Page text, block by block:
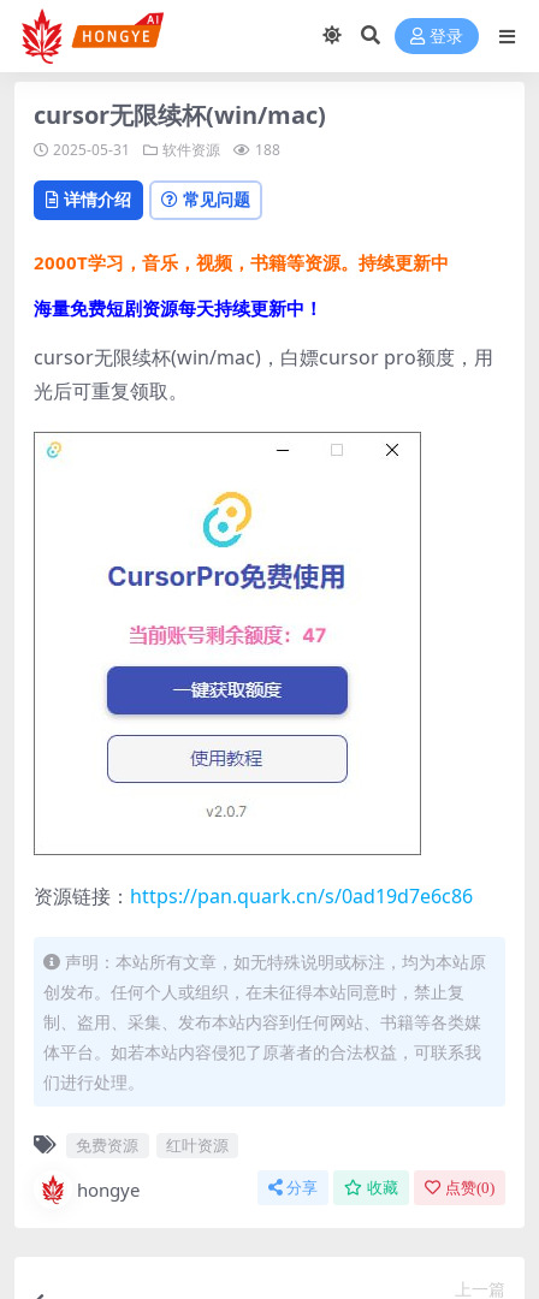
登录
cursor无限续杯(win/mac)
2025-05-31 软件资源 188
详情介绍 常见问题
2000T学习，音乐，视频，书籍等资源。持续更新中
海量免费短剧资源每天持续更新中！
cursor无限续杯(win/mac)，白嫖cursor pro额度，用
光后可重复领取。
资源链接： https://pan.quark.cn/s/0ad19d7e6c86
声明：本站所有文章，如无特殊说明或标注，均为本站原
创发布。任何个人或组织，在未征得本站同意时，禁止复
制、盗用、采集、发布本站内容到任何网站、书籍等各类媒
体平台。如若本站内容侵犯了原著者的合法权益，可联系我
们进行处理。
免费资源 红叶资源
hongye 分享 收藏 点赞(0)
上一篇